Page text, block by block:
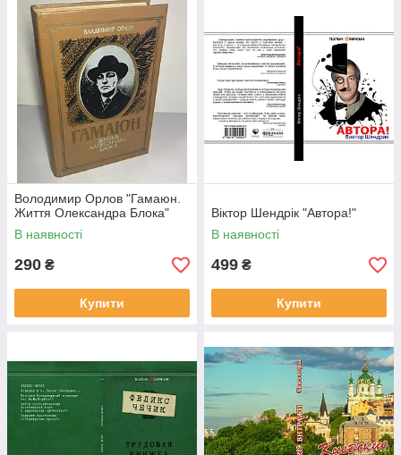
Володимир Орлов "Гамаюн.
Життя Олександра Блока"
В наявності
290 ₴
Купити
Віктор Шендрік "Автора!"
В наявності
499 ₴
Купити